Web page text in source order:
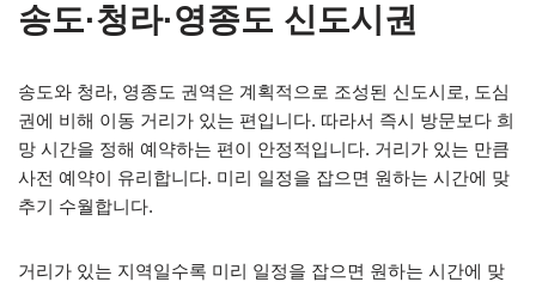
송도·청라·영종도 신도시권
송도와 청라, 영종도 권역은 계획적으로 조성된 신도시로, 도심
권에 비해 이동 거리가 있는 편입니다. 따라서 즉시 방문보다 희
망 시간을 정해 예약하는 편이 안정적입니다. 거리가 있는 만큼
사전 예약이 유리합니다. 미리 일정을 잡으면 원하는 시간에 맞
추기 수월합니다.
거리가 있는 지역일수록 미리 일정을 잡으면 원하는 시간에 맞